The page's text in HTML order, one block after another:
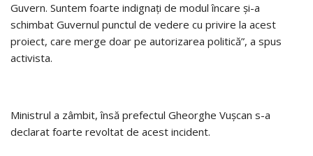
Guvern. Suntem foarte indignaţi de modul încare şi-a
schimbat Guvernul punctul de vedere cu privire la acest
proiect, care merge doar pe autorizarea politică”, a spus
activista.
Ministrul a zâmbit, însă prefectul Gheorghe Vuşcan s-a
declarat foarte revoltat de acest incident.